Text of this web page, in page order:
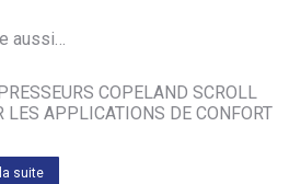
aussi…
COPELAND SCROLL
LES APPLICATIONS DE CONFORT
suite